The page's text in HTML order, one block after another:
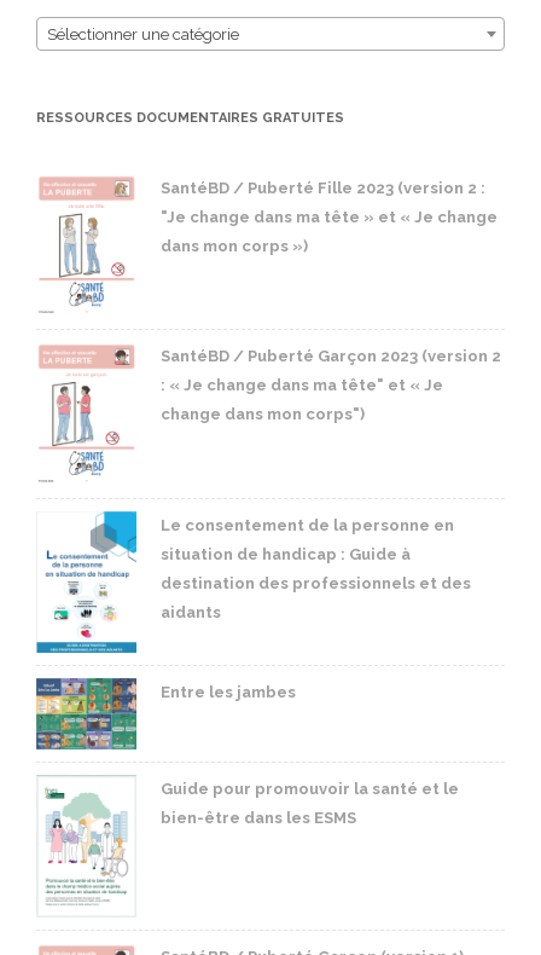
Sélectionner une catégorie
RESSOURCES DOCUMENTAIRES GRATUITES
SantéBD / Puberté Fille 2023 (version 2 :
"Je change dans ma tête » et « Je change
dans mon corps »)
SantéBD / Puberté Garçon 2023 (version 2
: « Je change dans ma tête" et « Je
change dans mon corps")
Le consentement de la personne en
situation de handicap : Guide à
destination des professionnels et des
aidants
Entre les jambes
Guide pour promouvoir la santé et le
bien-être dans les ESMS